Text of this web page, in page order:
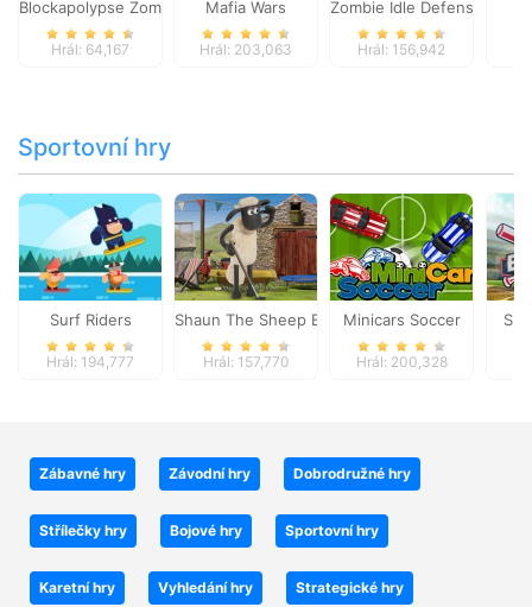
Blockapolypse Zombie Shooter
Hrál: 64,167
Mafia Wars
Hrál: 203,063
Zombie Idle Defense
Hrál: 156,942
Sportovní hry
Surf Riders
Hrál: 194,777
Shaun The Sheep Baahmy Golf
Hrál: 157,770
Minicars Soccer
Hrál: 200,328
Zábavné hry Závodní hry Dobrodružné hry
Střílečky hry Bojové hry Sportovní hry
Karetní hry Vyhledání hry Strategické hry